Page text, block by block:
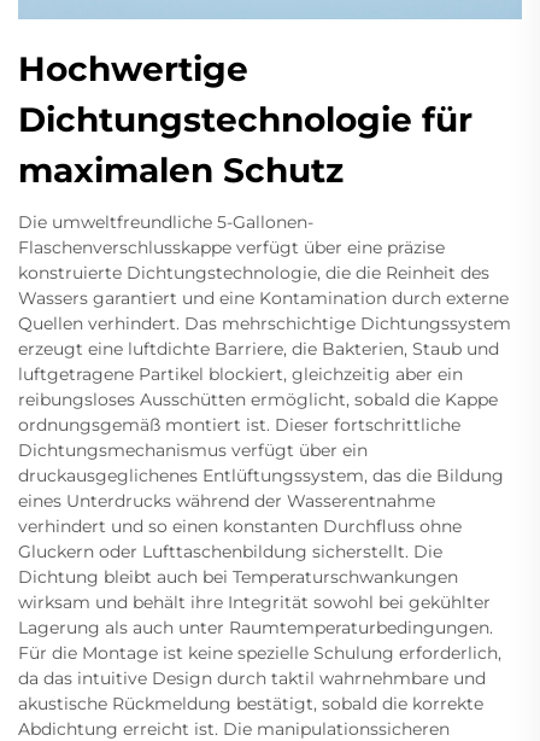
Hochwertige
Dichtungstechnologie für
maximalen Schutz
Die umweltfreundliche 5-Gallonen-
Flaschenverschlusskappe verfügt über eine präzise
konstruierte Dichtungstechnologie, die die Reinheit des
Wassers garantiert und eine Kontamination durch externe
Quellen verhindert. Das mehrschichtige Dichtungssystem
erzeugt eine luftdichte Barriere, die Bakterien, Staub und
luftgetragene Partikel blockiert, gleichzeitig aber ein
reibungsloses Ausschütten ermöglicht, sobald die Kappe
ordnungsgemäß montiert ist. Dieser fortschrittliche
Dichtungsmechanismus verfügt über ein
druckausgeglichenes Entlüftungssystem, das die Bildung
eines Unterdrucks während der Wasserentnahme
verhindert und so einen konstanten Durchfluss ohne
Gluckern oder Lufttaschenbildung sicherstellt. Die
Dichtung bleibt auch bei Temperaturschwankungen
wirksam und behält ihre Integrität sowohl bei gekühlter
Lagerung als auch unter Raumtemperaturbedingungen.
Für die Montage ist keine spezielle Schulung erforderlich,
da das intuitive Design durch taktil wahrnehmbare und
akustische Rückmeldung bestätigt, sobald die korrekte
Abdichtung erreicht ist. Die manipulationssicheren